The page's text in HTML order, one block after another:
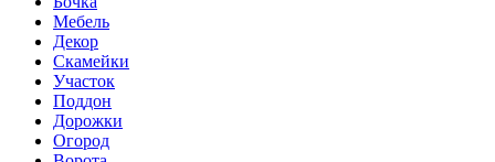
Мебель
Декор
Скамейки
Участок
Поддон
Дорожки
Огород